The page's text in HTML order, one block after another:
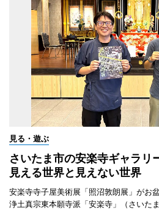
見る・遊ぶ
さいたま市の安楽寺ギャラ
見える世界と見えない世界
安楽寺寺子屋美術展「照沼敦朗展」がお
浄土真宗東本願寺派「安楽寺」（さいた